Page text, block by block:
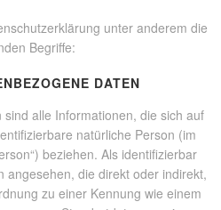
unter anderem die
Begriffe:
DATEN
alle Informationen, die sich auf
natürliche Person (im
beziehen. Als identifizierbar
angesehen, die direkt oder indirekt,
zu einer Kennung wie einem